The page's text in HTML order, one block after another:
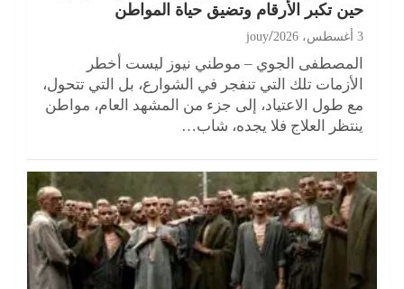
حين تكبر الأرقام وتضيق حياة المواطن
3 أغسطس، 2026 jouy
المصطفى الجوي – موطني نيوز ليست أخطر
الأزمات تلك التي تنفجر في الشوارع، بل التي تتحول،
مع طول الاعتياد، إلى جزء من المشهد العام، مواطن
ينتظر العلاج فلا يجده، شاب…